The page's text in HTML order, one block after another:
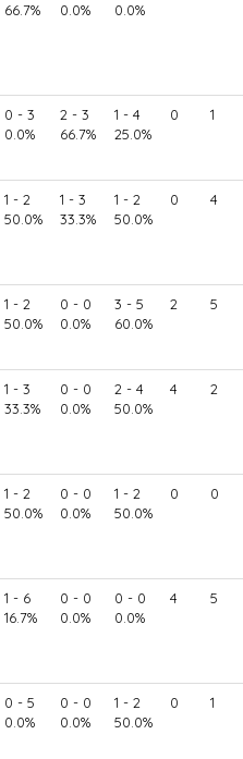
66.7%
0.0%
0.0%
0 - 3
0.0%
2 - 3
66.7%
1 - 4
25.0%
0 1
1 - 2
50.0%
1 - 3
33.3%
1 - 2
50.0%
0 4
1 - 2
50.0%
0 - 0
0.0%
3 - 5
60.0%
2 5
1 - 3
33.3%
0 - 0
0.0%
2 - 4
50.0%
4 2
1 - 2
50.0%
0 - 0
0.0%
1 - 2
50.0%
0 0
1 - 6
16.7%
0 - 0
0.0%
0 - 0
0.0%
4 5
0 - 5
0.0%
0 - 0
0.0%
1 - 2
50.0%
0 1